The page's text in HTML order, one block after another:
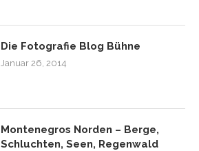
Die Fotografie Blog Bühne
Januar 26, 2014
Montenegros Norden – Berge,
Schluchten, Seen, Regenwald